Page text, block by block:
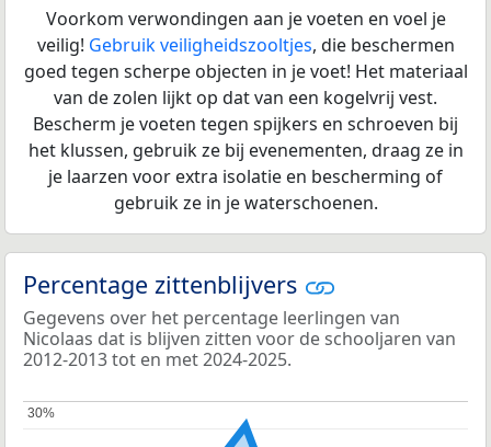
Voorkom verwondingen aan je voeten en voel je
veilig! Gebruik veiligheidszooltjes, die beschermen
goed tegen scherpe objecten in je voet! Het materiaal
van de zolen lijkt op dat van een kogelvrij vest.
Bescherm je voeten tegen spijkers en schroeven bij
het klussen, gebruik ze bij evenementen, draag ze in
je laarzen voor extra isolatie en bescherming of
gebruik ze in je waterschoenen.
Percentage zittenblijvers
Gegevens over het percentage leerlingen van
Nicolaas dat is blijven zitten voor de schooljaren van
2012-2013 tot en met 2024-2025.
30%
30%